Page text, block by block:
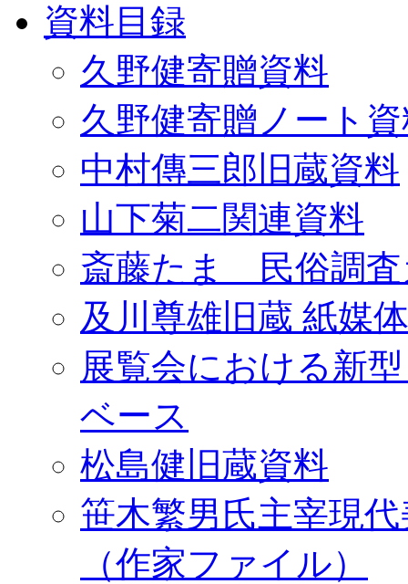
資料目録
久野健寄贈資料
久野健寄贈ノート
中村傳三郎旧蔵資料
山下菊二関連資料
斎藤たま 民俗調査
及川尊雄旧蔵 紙媒
展覧会における新
ベース
松島健旧蔵資料
笹木繁男氏主宰現
（作家ファイル）